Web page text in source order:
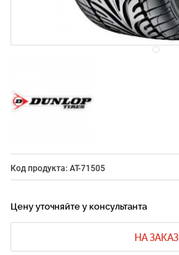
Код продукта: AT-71505
Цену уточняйте у консультанта
НА ЗАКАЗ